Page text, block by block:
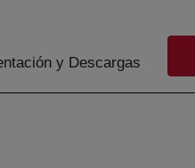
y Descargas